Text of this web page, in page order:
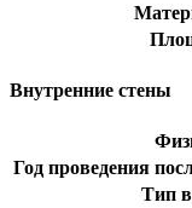
Внутренние стены
Год проведения
Тип